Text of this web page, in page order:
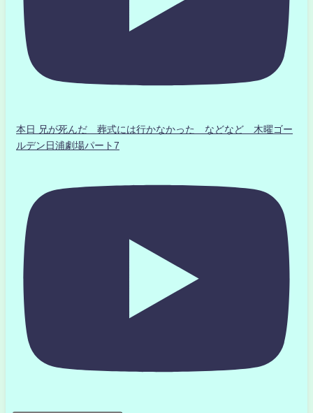
本日 兄が死んだ 葬式には行かなかった などなど 木曜ゴー
ルデン日浦劇場パート7